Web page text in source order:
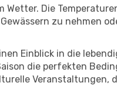
Die
zu nehmen
Einblick in die
die perfekten
Veranstaltungen,